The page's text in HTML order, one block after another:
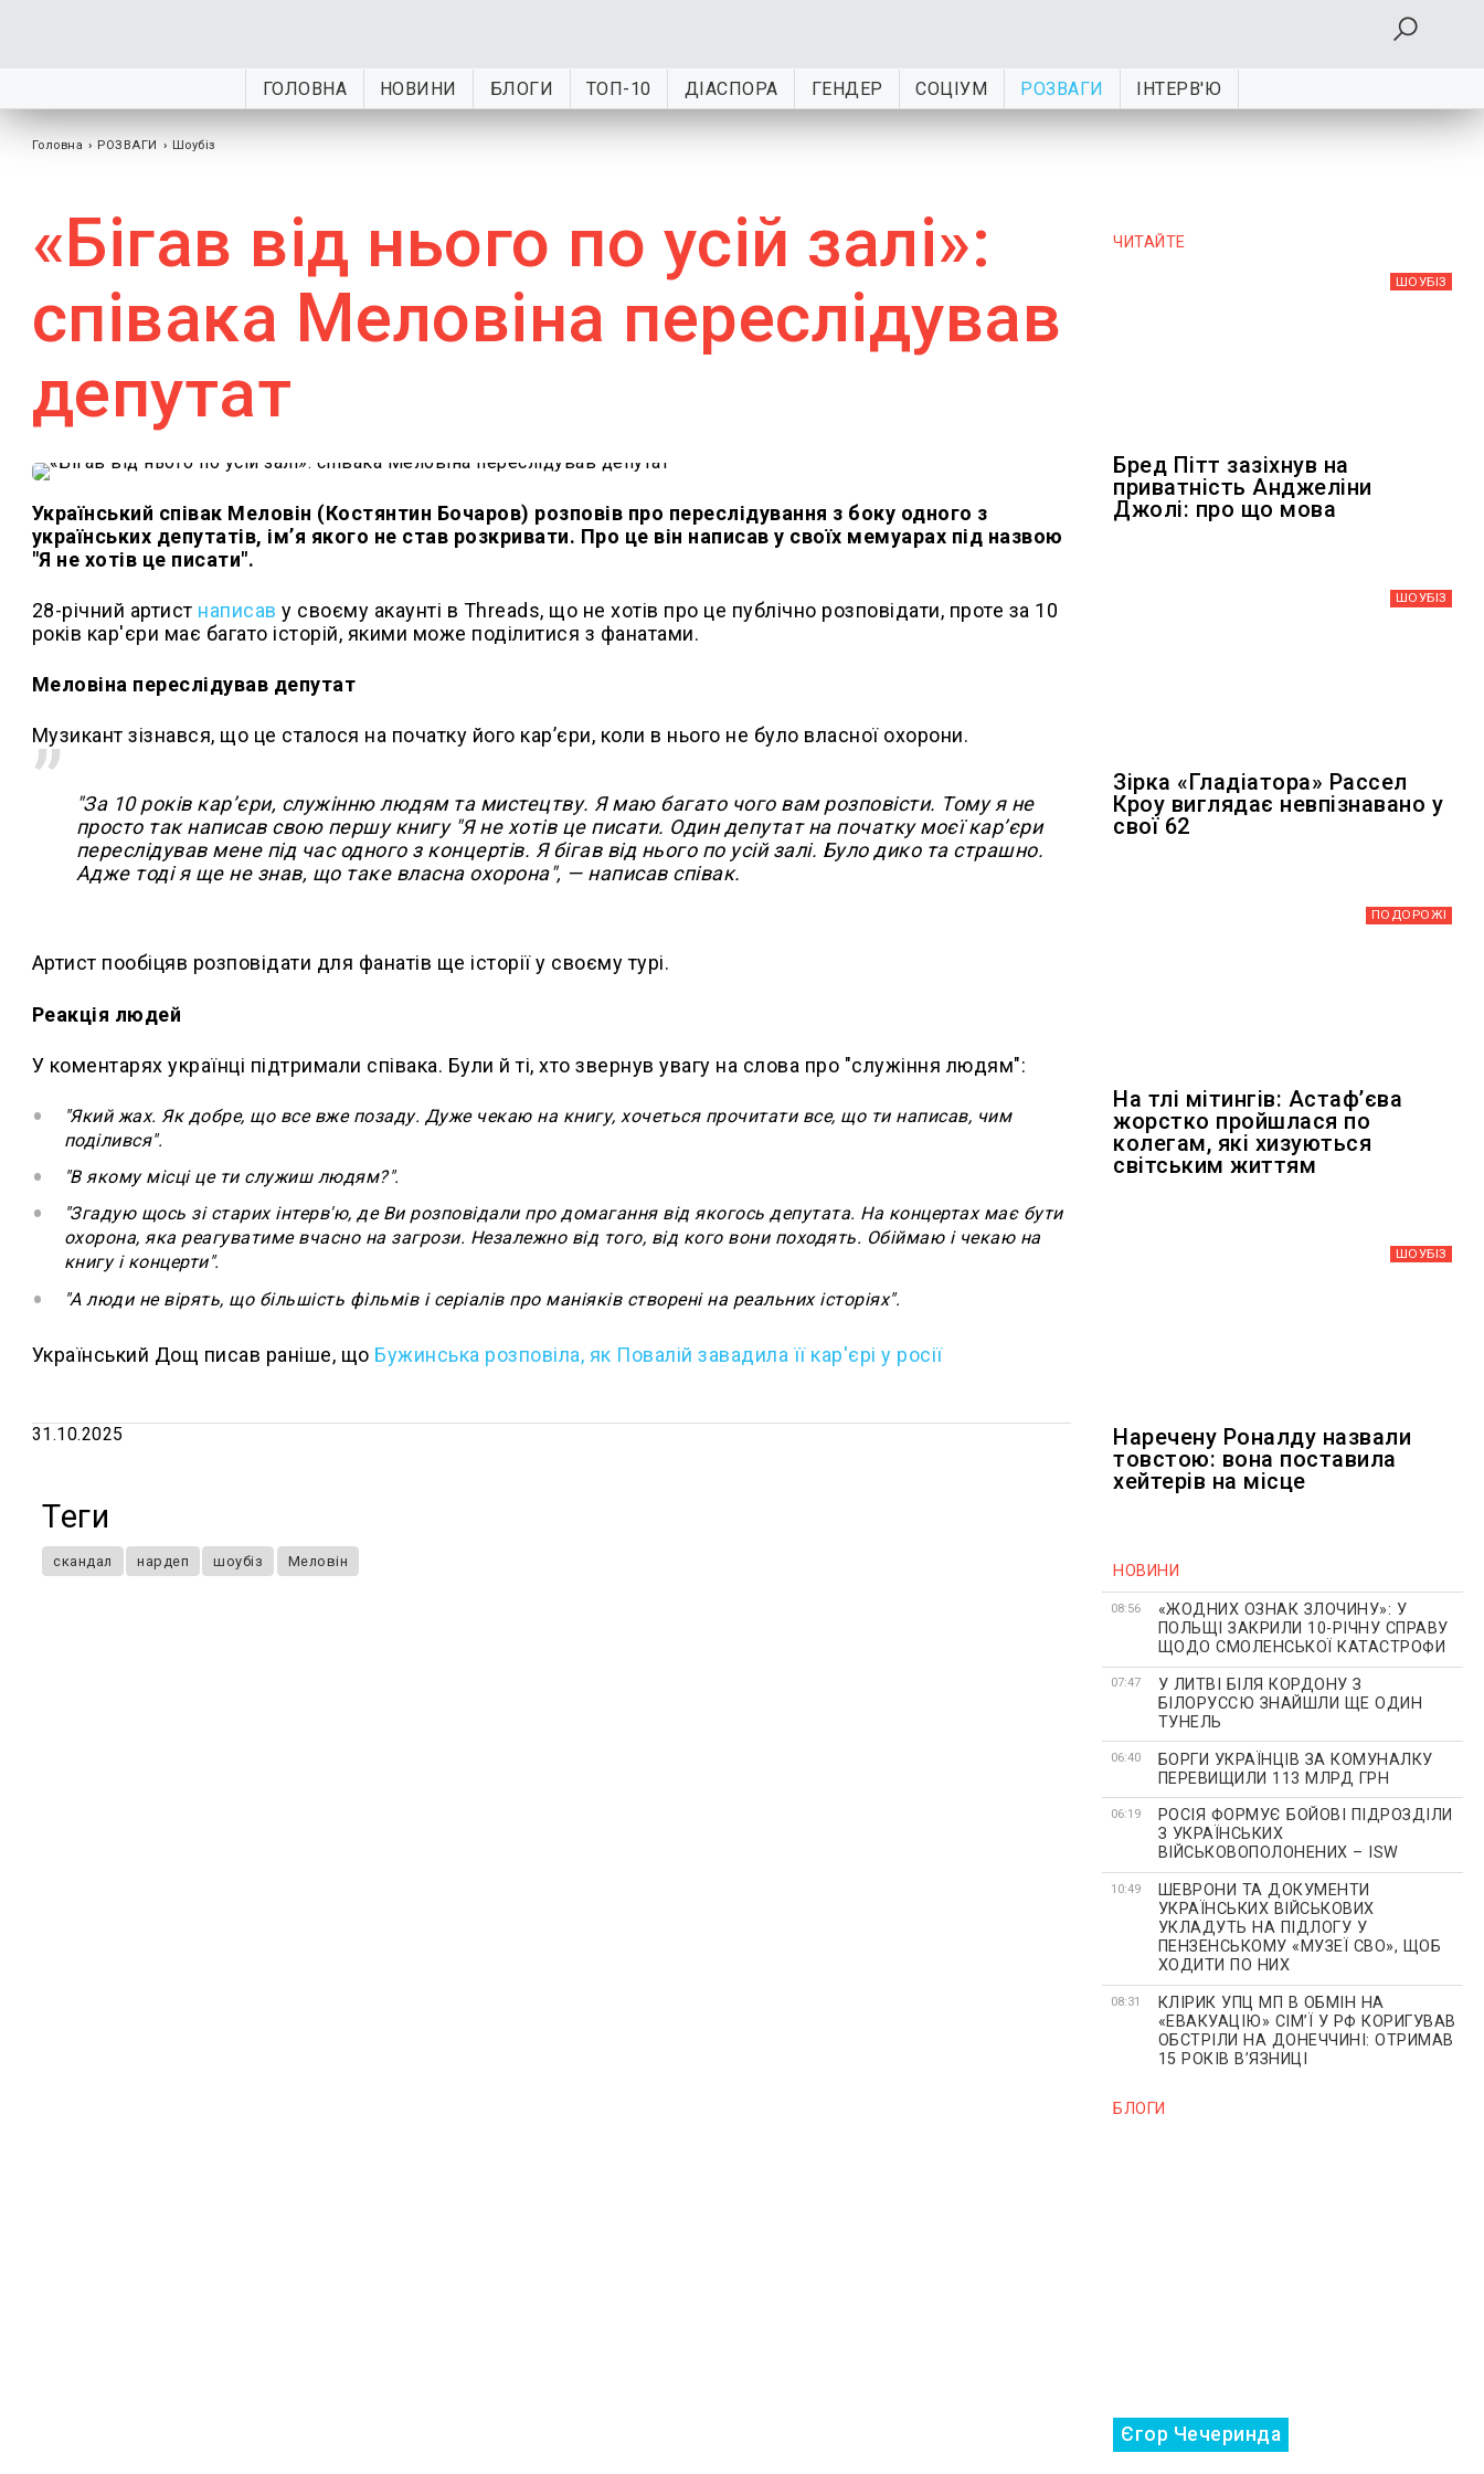
ГОЛОВНА НОВИНИ БЛОГИ ТОП-10 ДІАСПОРА ГЕНДЕР СОЦІУМ РОЗВАГИ ІНТЕРВ'Ю
Головна › РОЗВАГИ › Шоубiз
«Бігав від нього по усій залі»:
співака Меловіна переслідував
депутат
Український співак Меловін (Костянтин Бочаров) розповів про переслідування з боку одного з
українських депутатів, імʼя якого не став розкривати. Про це він написав у своїх мемуарах під назвою
"Я не хотів це писати".
28-річний артист написав у своєму акаунті в Threads, що не хотів про це публічно розповідати, проте за 10
років кар'єри має багато історій, якими може поділитися з фанатами.
Меловіна переслідував депутат
Музикант зізнався, що це сталося на початку його карʼєри, коли в нього не було власної охорони.
"За 10 років карʼєри, служінню людям та мистецтву. Я маю багато чого вам розповісти. Тому я не
просто так написав свою першу книгу "Я не хотів це писати. Один депутат на початку моєї карʼєри
переслідував мене під час одного з концертів. Я бігав від нього по усій залі. Було дико та страшно.
Адже тоді я ще не знав, що таке власна охорона", — написав співак.
Артист пообіцяв розповідати для фанатів ще історії у своєму турі.
Реакція людей
У коментарях українці підтримали співака. Були й ті, хто звернув увагу на слова про "служіння людям":
"Який жах. Як добре, що все вже позаду. Дуже чекаю на книгу, хочеться прочитати все, що ти написав, чим
поділився".
"В якому місці це ти служиш людям?".
"Згадую щось зі старих інтерв'ю, де Ви розповідали про домагання від якогось депутата. На концертах має бути
охорона, яка реагуватиме вчасно на загрози. Незалежно від того, від кого вони походять. Обіймаю і чекаю на
книгу і концерти".
"А люди не вірять, що більшість фільмів і серіалів про маніяків створені на реальних історіях".
Український Дощ писав раніше, що Бужинська розповіла, як Повалій завадила її кар'єрі у росії
31.10.2025
Теги
скандал нардеп шоубіз Меловін
ЧИТАЙТЕ
ШОУБIЗ
Бред Пітт зазіхнув на
приватність Анджеліни
Джолі: про що мова
ШОУБIЗ
Зірка «Гладіатора» Рассел
Кроу виглядає невпізнавано у
свої 62
ПОДОРОЖІ
На тлі мітингів: Астафʼєва
жорстко пройшлася по
колегам, які хизуються
світським життям
ШОУБIЗ
Наречену Роналду назвали
товстою: вона поставила
хейтерів на місце
НОВИНИ
08:56
«ЖОДНИХ ОЗНАК ЗЛОЧИНУ»: У
ПОЛЬЩІ ЗАКРИЛИ 10-РІЧНУ СПРАВУ
ЩОДО СМОЛЕНСЬКОЇ КАТАСТРОФИ
07:47
У ЛИТВІ БІЛЯ КОРДОНУ З
БІЛОРУССЮ ЗНАЙШЛИ ЩЕ ОДИН
ТУНЕЛЬ
06:40
БОРГИ УКРАЇНЦІВ ЗА КОМУНАЛКУ
ПЕРЕВИЩИЛИ 113 МЛРД ГРН
06:19
РОСІЯ ФОРМУЄ БОЙОВІ ПІДРОЗДІЛИ
З УКРАЇНСЬКИХ
ВІЙСЬКОВОПОЛОНЕНИХ – ISW
10:49
ШЕВРОНИ ТА ДОКУМЕНТИ
УКРАЇНСЬКИХ ВІЙСЬКОВИХ
УКЛАДУТЬ НА ПІДЛОГУ У
ПЕНЗЕНСЬКОМУ «МУЗЕЇ СВО», ЩОБ
ХОДИТИ ПО НИХ
08:31
КЛІРИК УПЦ МП В ОБМІН НА
«ЕВАКУАЦІЮ» СІМʼЇ У РФ КОРИГУВАВ
ОБСТРІЛИ НА ДОНЕЧЧИНІ: ОТРИМАВ
15 РОКІВ ВʼЯЗНИЦІ
БЛОГИ
Єгор Чечеринда